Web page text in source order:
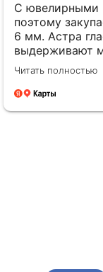
С ювелирными
поэтому
6 мм. Астра
выдерживают
идеально
всегда на
Читать полностью